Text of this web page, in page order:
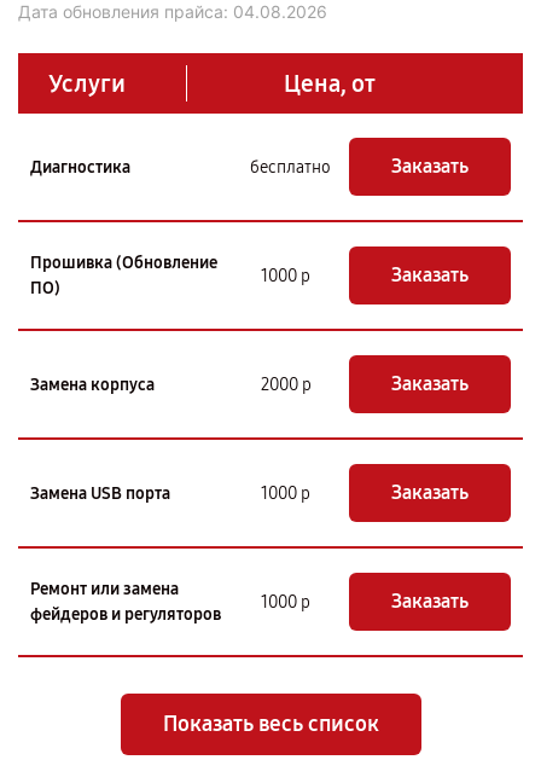
Дата обновления прайса: 04.08.2026
Услуги Цена, от
Диагностика бесплатно Заказать
Прошивка (Обновление
ПО)
1000 р Заказать
Замена корпуса 2000 р Заказать
Замена USB порта 1000 р Заказать
Ремонт или замена
фейдеров и регуляторов
1000 р Заказать
Показать весь список